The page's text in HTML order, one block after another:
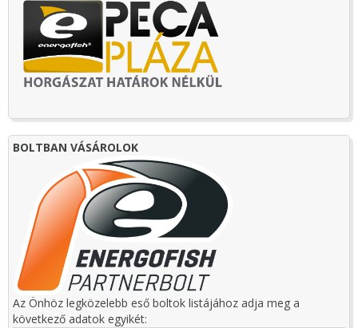
BOLTBAN VÁSÁROLOK
Az Önhöz legközelebb eső boltok listájához adja meg a
következő adatok egyikét: